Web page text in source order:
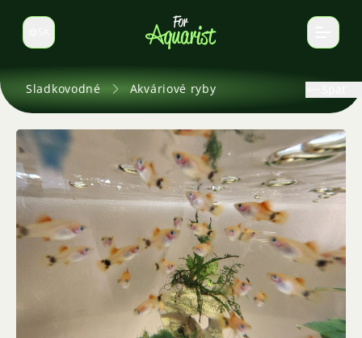
Prepnúť jazyk
Sladkovodné Akváriové ryby